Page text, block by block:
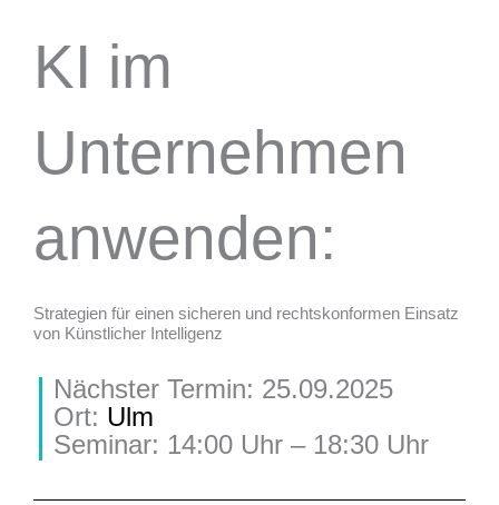
KI im
Unternehmen
anwenden:
Strategien für einen sicheren und rechtskonformen Einsatz
von Künstlicher Intelligenz
Nächster Termin: 25.09.2025
Ort: Ulm
Seminar: 14:00 Uhr – 18:30 Uhr